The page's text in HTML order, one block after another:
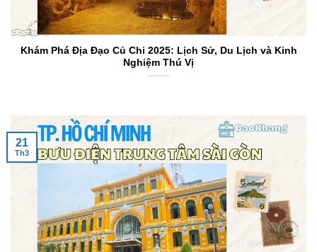
Khám Phá Địa Đạo Củ Chi 2025: Lịch Sử, Du Lịch và Kinh
Nghiệm Thú Vị
21
Th3